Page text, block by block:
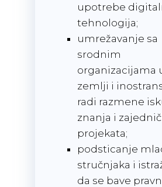
upotrebe
tehnologija;
umrežavanje sa
srodnim
organizacijama
zemlji i
radi razmene
znanja i
projekata;
podsticanje
stručnjaka i
da se bave